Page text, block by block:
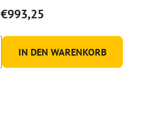
€993,25
IN DEN WARENKORB